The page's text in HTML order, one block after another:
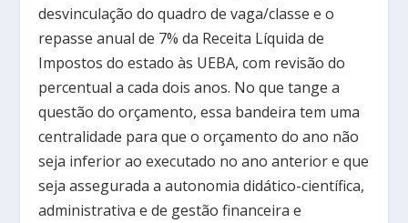
desvinculação do quadro de vaga/classe e o
repasse anual de 7% da Receita Líquida de
Impostos do estado às UEBA, com revisão do
percentual a cada dois anos. No que tange a
questão do orçamento, essa bandeira tem uma
centralidade para que o orçamento do ano não
seja inferior ao executado no ano anterior e que
seja assegurada a autonomia didático-científica,
administrativa e de gestão financeira e